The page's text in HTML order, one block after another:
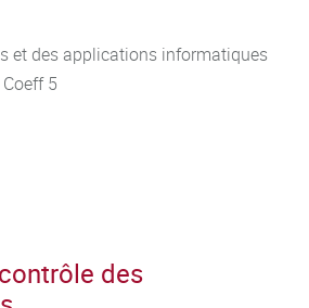
et des applications informatiques
5
des